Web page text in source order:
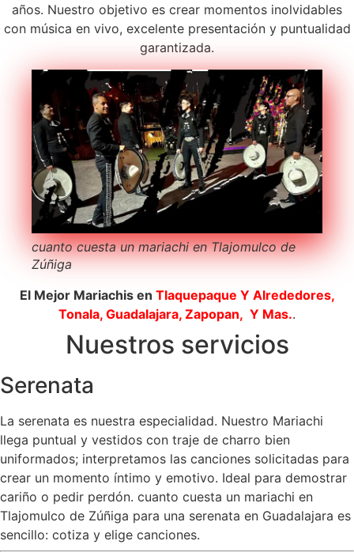
años. Nuestro objetivo es crear momentos inolvidables
con música en vivo, excelente presentación y puntualidad
garantizada.
cuanto cuesta un mariachi en Tlajomulco de
Zúñiga
El Mejor Mariachis en Tlaquepaque Y Alrededores,
Tonala, Guadalajara, Zapopan, Y Mas..
Nuestros servicios
Serenata
La serenata es nuestra especialidad. Nuestro Mariachi
llega puntual y vestidos con traje de charro bien
uniformados; interpretamos las canciones solicitadas para
crear un momento íntimo y emotivo. Ideal para demostrar
cariño o pedir perdón. cuanto cuesta un mariachi en
Tlajomulco de Zúñiga para una serenata en Guadalajara es
sencillo: cotiza y elige canciones.